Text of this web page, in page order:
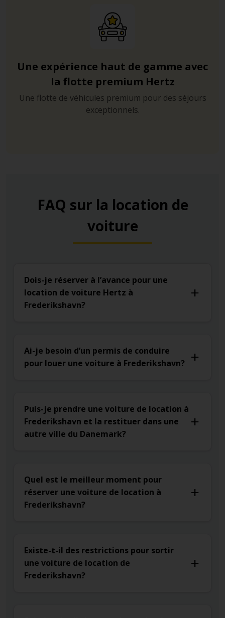
Une expérience haut de gamme avec
la flotte premium Hertz
Une flotte de véhicules premium pour des séjours
exceptionnels.
FAQ sur la location de
voiture
Dois-je réserver à l’avance pour une
location de voiture Hertz à
Frederikshavn?
Ai-je besoin d’un permis de conduire
pour louer une voiture à Frederikshavn?
Puis-je prendre une voiture de location à
Frederikshavn et la restituer dans une
autre ville du Danemark?
Quel est le meilleur moment pour
réserver une voiture de location à
Frederikshavn?
Existe-t-il des restrictions pour sortir
une voiture de location de
Frederikshavn?